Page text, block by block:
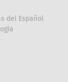
del Español